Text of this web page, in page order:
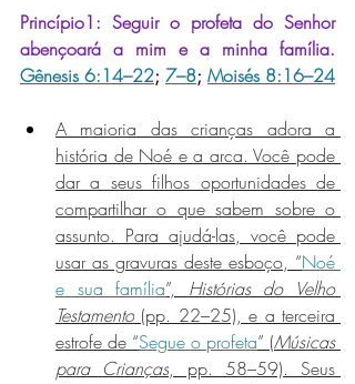
Princípio1: Seguir o profeta do Senhor
abençoará a mim e a minha família.
Gênesis 6:14–22; 7–8; Moisés 8:16–24
A maioria das crianças adora a
história de Noé e a arca. Você pode
dar a seus filhos oportunidades de
compartilhar o que sabem sobre o
assunto. Para ajudá-las, você pode
usar as gravuras deste esboço, “Noé
e sua família”, Histórias do Velho
Testamento (pp. 22–25), e a terceira
estrofe de “Segue o profeta” (Músicas
para Crianças, pp. 58–59). Seus